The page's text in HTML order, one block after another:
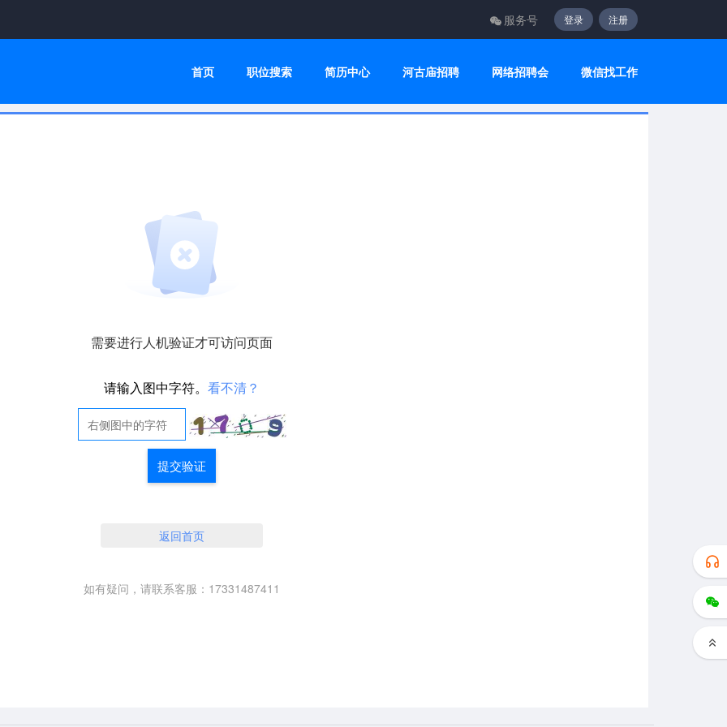
服务号 登录 注册
首页 职位搜索 简历中心 河古庙招聘 网络招聘会 微信找工作
需要进行人机验证才可访问页面
请输入图中字符。 看不清？
提交验证
返回首页
如有疑问，请联系客服：17331487411